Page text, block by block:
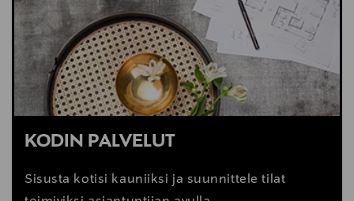
cliente@kavehome.com
KODIN PALVELUT
Sisusta kotisi kauniiksi ja suunnittele tilat